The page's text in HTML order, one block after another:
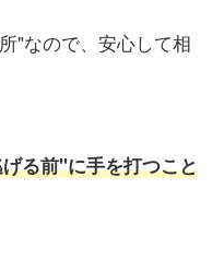
"なので、安心して相
る前"に手を打つこと